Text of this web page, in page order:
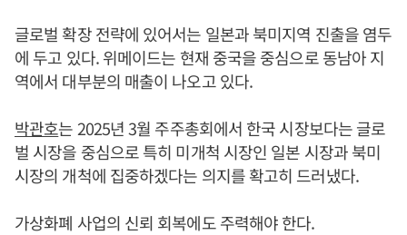
글로벌 확장 전략에 있어서는 일본과 북미지역 진출을 염두
에 두고 있다. 위메이드는 현재 중국을 중심으로 동남아 지
역에서 대부분의 매출이 나오고 있다.
박관호는 2025년 3월 주주총회에서 한국 시장보다는 글로
벌 시장을 중심으로 특히 미개척 시장인 일본 시장과 북미
시장의 개척에 집중하겠다는 의지를 확고히 드러냈다.
가상화폐 사업의 신뢰 회복에도 주력해야 한다.